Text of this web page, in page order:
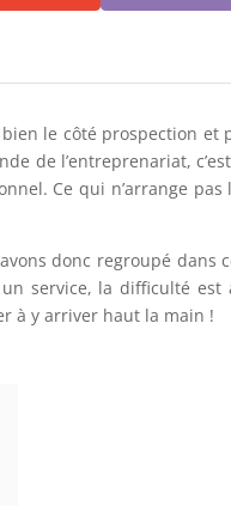
le côté prospection
de l’entreprenariat,
Ce qui n’arrange
donc regroupé
service, la difficulté
à y arriver haut la main !